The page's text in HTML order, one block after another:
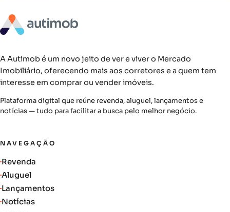
A Autimob é um novo jeito de ver e viver o Mercado
Imobiliário, oferecendo mais aos corretores e a quem tem
interesse em comprar ou vender imóveis.
Plataforma digital que reúne revenda, aluguel, lançamentos e
notícias — tudo para facilitar a busca pelo melhor negócio.
NAVEGAÇÃO
Revenda
Aluguel
Lançamentos
Notícias